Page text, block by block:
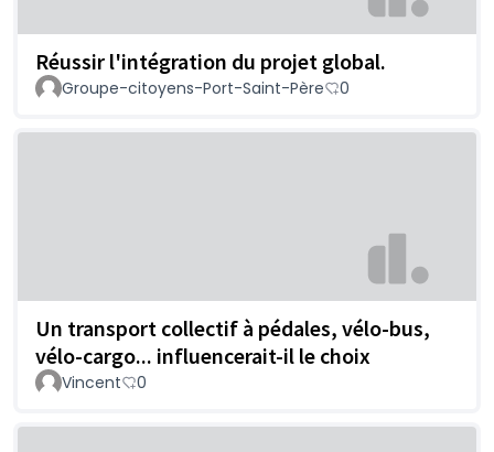
Réussir l'intégration du projet global.
Groupe-citoyens-Port-Saint-Père 0
Un transport collectif à pédales, vélo-bus,
vélo-cargo... influencerait-il le choix
Vincent 0